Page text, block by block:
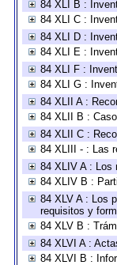
84 XLI B :
84 XLI C :
84 XLI D :
84 XLI E :
84 XLI F :
84 XLI G :
84 XLII A :
84 XLII B :
84 XLII C :
84 XLIII - : Las
84 XLIV A : Los
84 XLIV B :
84 XLV A : Los
requisitos y
84 XLV B :
84 XLVI A :
84 XLVI B :